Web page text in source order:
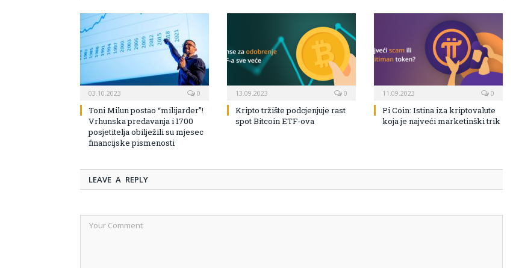
03.10.2023 0
Toni Milun postao “milijarder”!
Vrhunska predavanja i 1700
posjetitelja obilježili su mjesec
financijske pismenosti
13.09.2023 0
Kripto tržište podcjenjuje rast
spot Bitcoin ETF-ova
11.09.2023 0
Pi Coin: Istina iza kriptovalute
koja je najveći marketinški trik
LEAVE A REPLY